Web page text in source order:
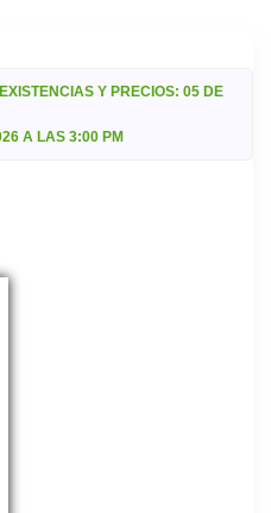
Y PRECIOS: 05 DE
A LAS 3:00 PM